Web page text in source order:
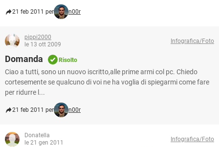
21 feb 2011 per n00r
pippi2000
le 13 ott 2009
Infografica/Foto
Domanda Risolto
Ciao a tutti, sono un nuovo iscritto,alle prime armi col pc. Chiedo
cortesemente se qualcuno di voi ne ha voglia di spiegarmi come fare
per ridurre l...
21 feb 2011 per n00r
Donatella
le 21 gen 2011
Infografica/Foto